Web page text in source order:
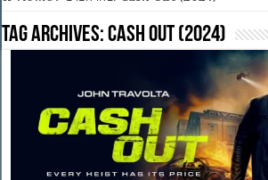
Tag Archives:Cash Out (2024)